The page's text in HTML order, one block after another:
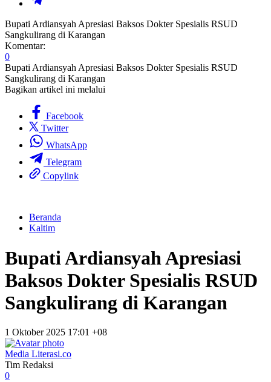
Bupati Ardiansyah Apresiasi Baksos Dokter Spesialis RSUD
Sangkulirang di Karangan
Komentar:
0
Bupati Ardiansyah Apresiasi Baksos Dokter Spesialis RSUD
Sangkulirang di Karangan
Bagikan artikel ini melalui
Facebook
Twitter
WhatsApp
Telegram
Copylink
Beranda
Kaltim
Bupati Ardiansyah Apresiasi
Baksos Dokter Spesialis RSUD
Sangkulirang di Karangan
1 Oktober 2025 17:01 +08
Media Literasi.co
Tim Redaksi
0